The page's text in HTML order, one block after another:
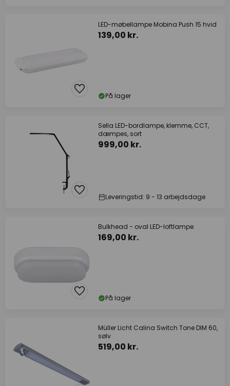
LED-møbellampe Mobina Push 15 hvid
139,00 kr.
På lager
Sella LED-bordlampe, klemme, CCT,
dæmpes, sort
999,00 kr.
Leveringstid: 9 - 13 arbejdsdage
Bulkhead - oval LED-loftlampe
169,00 kr.
På lager
Müller Licht Calina Switch Tone DIM 60,
sølv
519,00 kr.